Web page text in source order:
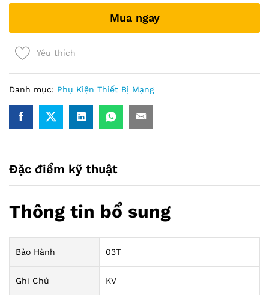
(có
màu
xanh
quantity
Mua ngay
Yêu thích
Danh mục: Phụ Kiện Thiết Bị Mạng
Đặc điểm kỹ thuật
Thông tin bổ sung
Bảo Hành 03T
Ghi Chú KV